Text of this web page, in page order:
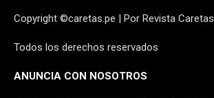
Copyright ©caretas.pe | Por Revista Caretas
Todos los derechos reservados
ANUNCIA CON NOSOTROS